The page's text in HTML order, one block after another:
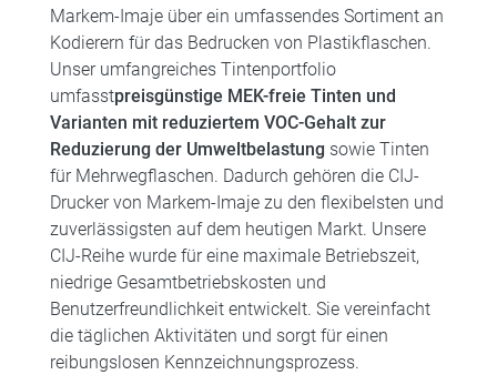
Markem-Imaje über ein umfassendes Sortiment an
Kodierern für das Bedrucken von Plastikflaschen.
Unser umfangreiches Tintenportfolio
umfasstpreisgünstige MEK-freie Tinten und
Varianten mit reduziertem VOC-Gehalt zur
Reduzierung der Umweltbelastung sowie Tinten
für Mehrwegflaschen. Dadurch gehören die CIJ-
Drucker von Markem-Imaje zu den flexibelsten und
zuverlässigsten auf dem heutigen Markt. Unsere
CIJ-Reihe wurde für eine maximale Betriebszeit,
niedrige Gesamtbetriebskosten und
Benutzerfreundlichkeit entwickelt. Sie vereinfacht
die täglichen Aktivitäten und sorgt für einen
reibungslosen Kennzeichnungsprozess.